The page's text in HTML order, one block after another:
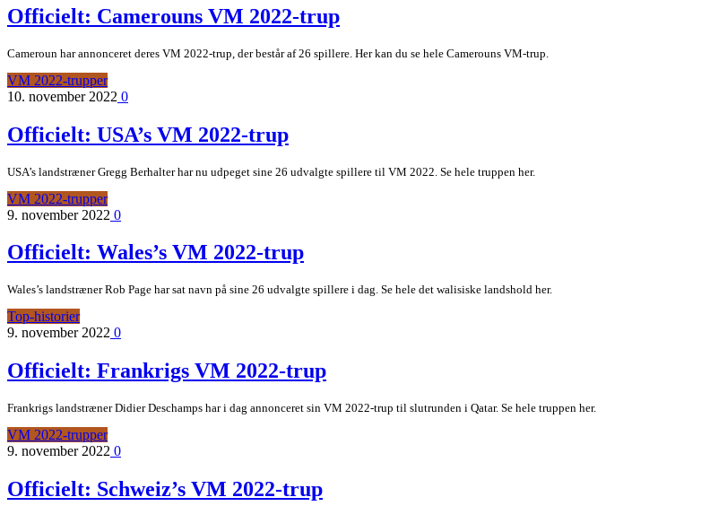
Officielt: Camerouns VM 2022-trup
Cameroun har annonceret deres VM 2022-trup, der består af 26 spillere. Her kan du se hele Camerouns VM-trup.
VM 2022-trupper
10. november 2022 0
Officielt: USA’s VM 2022-trup
USA’s landstræner Gregg Berhalter har nu udpeget sine 26 udvalgte spillere til VM 2022. Se hele truppen her.
VM 2022-trupper
9. november 2022 0
Officielt: Wales’s VM 2022-trup
Wales’s landstræner Rob Page har sat navn på sine 26 udvalgte spillere i dag. Se hele det walisiske landshold her.
Top-historier
9. november 2022 0
Officielt: Frankrigs VM 2022-trup
Frankrigs landstræner Didier Deschamps har i dag annonceret sin VM 2022-trup til slutrunden i Qatar. Se hele truppen her.
VM 2022-trupper
9. november 2022 0
Officielt: Schweiz’s VM 2022-trup